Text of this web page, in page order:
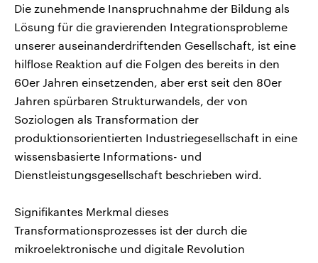
Die zunehmende Inanspruchnahme der Bildung als
Lösung für die gravierenden Integrationsprobleme
unserer auseinanderdriftenden Gesellschaft, ist eine
hilflose Reaktion auf die Folgen des bereits in den
60er Jahren einsetzenden, aber erst seit den 80er
Jahren spürbaren Strukturwandels, der von
Soziologen als Transformation der
produktionsorientierten Industriegesellschaft in eine
wissensbasierte Informations- und
Dienstleistungsgesellschaft beschrieben wird.
Signifikantes Merkmal dieses
Transformationsprozesses ist der durch die
mikroelektronische und digitale Revolution